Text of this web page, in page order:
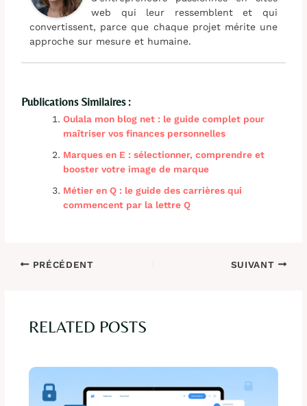
web qui leur ressemblent et qui
convertissent, parce que chaque projet mérite une
approche sur mesure et humaine.
Publications Similaires :
Oulala mon blog net : le guide complet pour
maîtriser vos finances personnelles
Marques en E : sélectionner, comprendre et
booster votre image de marque
Métier en Q : le guide des carrières qui
commencent par la lettre Q
PRÉCÉDENT SUIVANT
RELATED POSTS